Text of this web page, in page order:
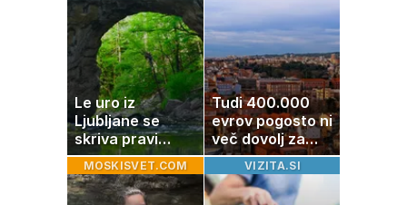
Le uro iz
Ljubljane se
skriva pravi
naravni čudež:
izlet, ki bo
navdušil otroke
Tudi 400.000
evrov pogosto ni
več dovolj za
nakup
stanovanja
MOSKISVET.COM VIZITA.SI